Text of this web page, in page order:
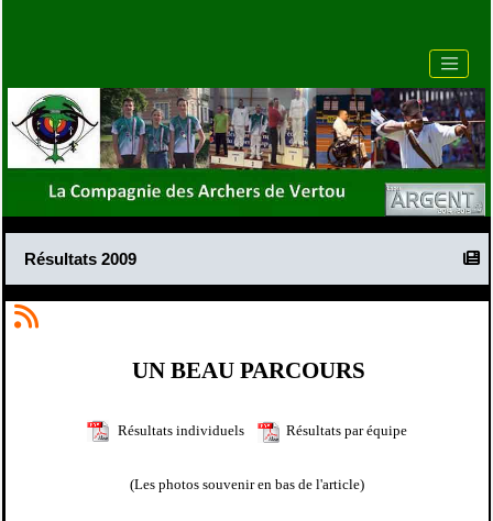
Résultats 2009
UN BEAU PARCOURS
Résultats individuels Résultats par équipe
(Les photos souvenir en bas de l'article)